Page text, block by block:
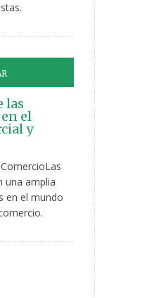
las
el
y
una amplia
en el mundo